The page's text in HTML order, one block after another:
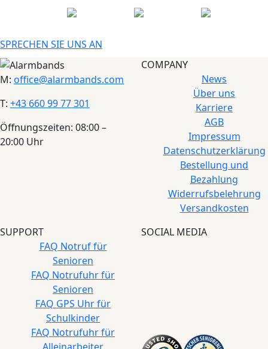
SPRECHEN SIE UNS AN
M: office@alarmbands.com
T: +43 660 99 77 301
Öffnungszeiten: 08:00 –
20:00 Uhr
COMPANY
News
Über uns
Karriere
AGB
Impressum
Datenschutzerklärung
Bestellung und
Bezahlung
Widerrufsbelehrung
Versandkosten
SUPPORT
FAQ Notruf für
Senioren
FAQ Notrufuhr für
Senioren
FAQ GPS Uhr für
Schulkinder
FAQ Notrufuhr für
SOCIAL MEDIA